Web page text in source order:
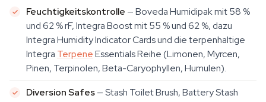
Feuchtigkeitskontrolle — Boveda Humidipak mit 58 %
und 62 % rF, Integra Boost mit 55 % und 62 %, dazu
Integra Humidity Indicator Cards und die terpenhaltige
Integra TerpeneEssentials Reihe (Limonen, Myrcen,
Pinen, Terpinolen, Beta-Caryophyllen, Humulen).
Diversion Safes— Stash Toilet Brush, Battery Stash